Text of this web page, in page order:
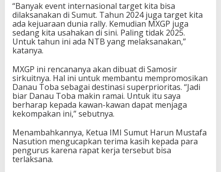
“Banyak event internasional target kita bisa
dilaksanakan di Sumut. Tahun 2024 juga target kita
ada kejuaraan dunia rally. Kemudian MXGP juga
sedang kita usahakan di sini. Paling tidak 2025.
Untuk tahun ini ada NTB yang melaksanakan,”
katanya.
MXGP ini rencananya akan dibuat di Samosir
sirkuitnya. Hal ini untuk membantu mempromosikan
Danau Toba sebagai destinasi superprioritas. “Jadi
biar Danau Toba makin ramai. Untuk itu saya
berharap kepada kawan-kawan dapat menjaga
kekompakan ini,” sebutnya.
Menambahkannya, Ketua IMI Sumut Harun Mustafa
Nasution mengucapkan terima kasih kepada para
pengurus karena rapat kerja tersebut bisa
terlaksana.